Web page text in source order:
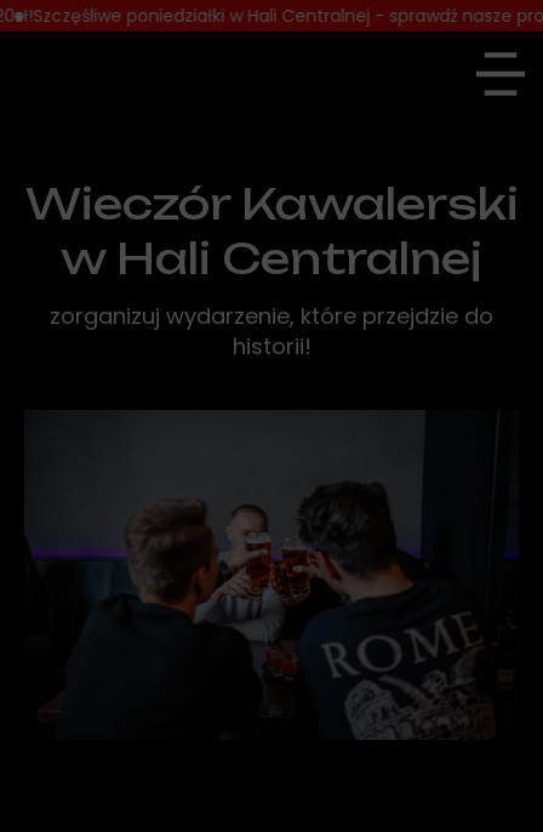
poniedziałki w Hali Centralnej - sprawdź nasze promocje!Od
Wieczór Kawalerski
w Hali Centralnej
zorganizuj wydarzenie, które przejdzie do
historii!